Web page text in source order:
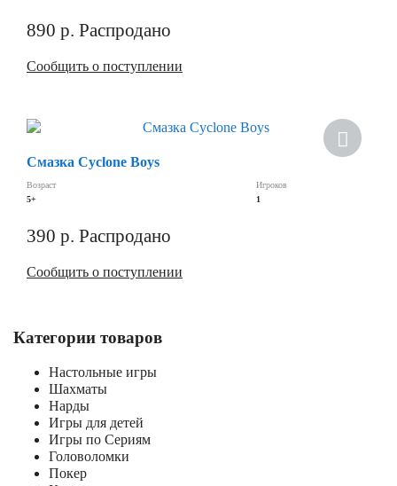
890 р. Распродано
Сообщить о поступлении
Смазка Cyclone Boys
Возраст
5+
Игроков
1
390 р. Распродано
Сообщить о поступлении
Категории товаров
Настольные игры
Шахматы
Нарды
Игры для детей
Игры по Сериям
Головоломки
Покер